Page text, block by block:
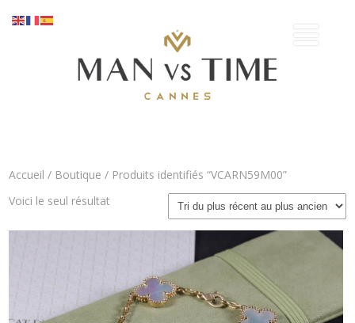
Accueil / Boutique / Produits identifiés “VCARN59M00”
Voici le seul résultat